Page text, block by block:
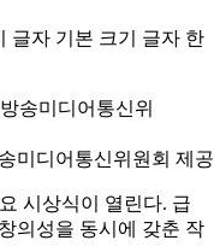
글자 기본 크기 글자 한
미디어통신위원회 제공
시상식이 열린다. 급
의성을 동시에 갖춘 작